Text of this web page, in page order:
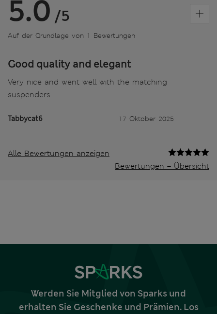
5.0 /5
Auf der Grundlage von 1 Bewertungen
Good quality and elegant
Very nice and went well with the matching
suspenders
Tabbycat6 17 Oktober 2025
Alle Bewertungen anzeigen
Bewertungen – Übersicht
Werden Sie Mitglied von Sparks und
erhalten Sie Geschenke und Prämien. Los